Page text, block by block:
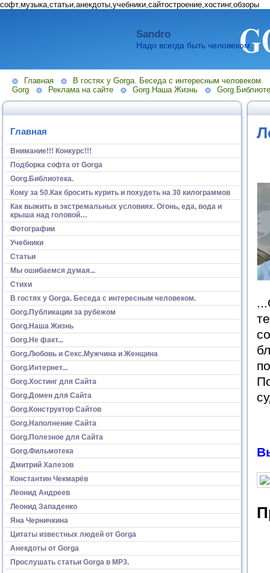
софт,музыка,статьи,анекдоты,учебники,сайтостроение,хостинг,обзоры
Sandro
Надо всегда быть человеком.
Главная
В гостях у Gorga. Беседа с интересным человеком.
Gorg
Реклама на сайте Gorg.Наша Жизнь
Главная
Внимание!!! Конкурс!!!
Подборка софта от Gorga
Gorg.Библиотека.
Кому за 50.Как бросить курить и похудеть на 30 килограммов
Как выжить в экстремальных условиях. Огонь, еда, вода и
крыша над головой…
Фотографии
Учебники
Статьи
Мы ошибаемся думая...
Стихи
В гостях у Gorga. Беседа с интересным человеком.
Gorg.Публикации за рубежом
Gorg.Наша Жизнь
Gorg.Не факт...
Gorg.Любовь и Секс.Мужчина и Женщина
Gorg.Интернет...
Gorg.Хостинг для Сайта
Gorg.Домен для Сайта
Gorg.Конструктор Сайтов
Gorg.Наполнение Сайта
Gorg.Полезное для Сайта
Gorg.Фильмотека
Дмитрий Халезов
Константин Чекмарёв
Леонид Андреев
Леонид Западенко
Яна Черничкина
Цитаты известных людей от Gorga
Анекдоты от Gorga
Прослушать статьи Gorga в МР3.